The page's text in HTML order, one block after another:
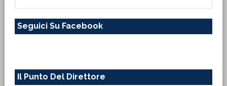
sito
Seguici Su Facebook
Il Punto Del Direttore